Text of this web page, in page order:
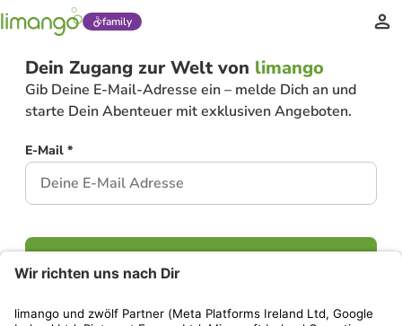
family
Dein Zugang zur Welt von limango
Gib Deine E-Mail-Adresse ein – melde Dich an und
starte Dein Abenteuer mit exklusiven Angeboten.
E-Mail *
Weiter